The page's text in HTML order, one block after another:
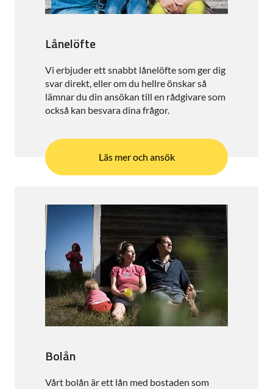
Lånelöfte
Vi erbjuder ett snabbt lånelöfte som ger dig
svar direkt, eller om du hellre önskar så
lämnar du din ansökan till en rådgivare som
också kan besvara dina frågor.
Läs mer och ansök
Bolån
Vårt bolån är ett lån med bostaden som